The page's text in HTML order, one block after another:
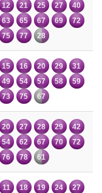
12 21 25 27
40
63 65 67 69
72
75 77 28
15 16 20 29
31
49 54 57 58
59
73 75 67
20 27 28 29
42
54 62 67 70
72
76 78 61
11 18 19 24
27